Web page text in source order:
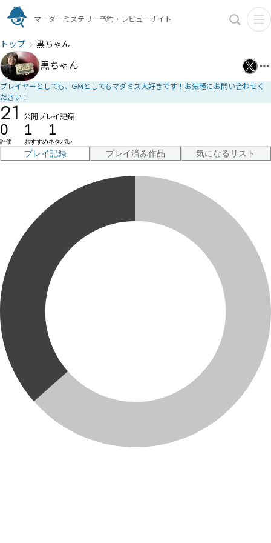
マーダーミステリー予約・レビューサイト
トップ 黒ちゃん
黒ちゃん
プレイヤーとしても、GMとしてもマダミス大好きです！お気軽にお問い合わせく
ださい！
21 公開プレイ記録
0
評価
1
おすすめ
1
ネタバレ
プレイ記録 プレイ済み作品 気になるリスト